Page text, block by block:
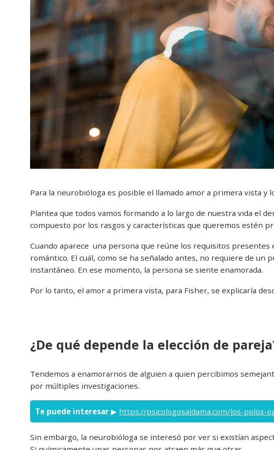
Para la neurobióloga es posible el llamado amor a primera vista y
Plantea que todos vamos formando a lo largo de nuestra vida el
compuesto por los rasgos y características que queremos estén
Cuando aparece una persona que reúne los requisitos presentes
romántico. El cuál, como se ha señalado antes, no requiere de un
instantáneo. En ese momento, la persona se siente enamorada.
Por lo tanto, el amor a primera vista, para Fisher, se explicaría
¿De qué depende la elección de
Tendemos a enamorarnos de alguien a quien percibimos
por múltiples investigaciones.
Te puede interesar ▶ https://psicologosaldama.com/los-polos-
Sin embargo, la neurobióloga se interesó por ver si existían